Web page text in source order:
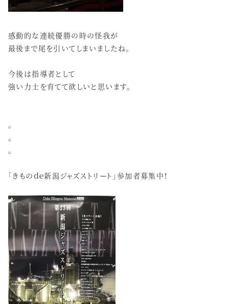
感動的な連続優勝の時の怪我が
最後まで尾を引いてしまいましたね。
今後は指導者として
強い力士を育てて欲しいと思います。
。
。
。
「きものｄｅ新潟ジャズストリート」参加者募集中！